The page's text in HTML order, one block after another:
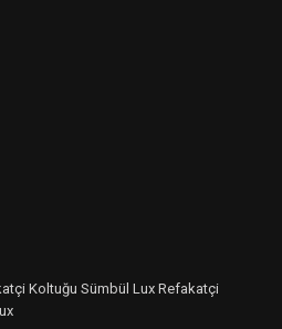
Koltuğu Sümbül Lux Refakatçi